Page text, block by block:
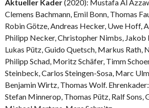
Aktueller Kader(2020): Mustafa Al
Clemens Bachmann, Emil Bonn, Thomas
Robin Götze, Andreas Hecker, Uwe Hoff,
Philipp Necker, Christopher Nimbs, Jakob
Lukas Pütz, Guido Quetsch, Markus Rath,
Philipp Schad, Moritz Schäfer, Timm
Steinbeck, Carlos Steingen-Sosa, Marc
Benjamin Wirtz, Thomas Wolf.
Stefan Minnerop, Thomas Pütz, Ralf Sons,